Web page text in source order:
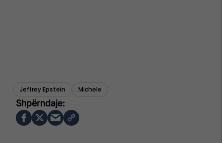
Jeffrey Epstein Michele